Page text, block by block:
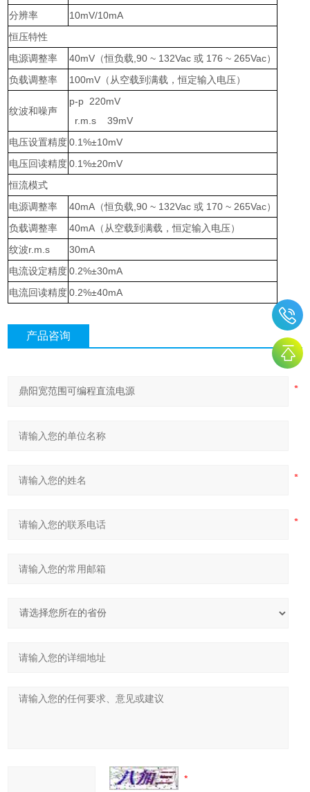
分辨率
10mV/10mA
恒压特性
电源调整率
40mV （恒负载 ,90 ~ 132Vac或 176 ~ 265Vac）
负载调整率
100mV （从空载到满载，恒定输入电压）
纹波和噪声
p-p 220mV
r.m.s 39mV
电压设置精度 0.1%±10mV
电压回读精度 0.1%±20mV
恒流模式
电源调整率
40mA （恒负载 ,90 ~ 132Vac或 170 ~ 265Vac）
负载调整率
40mA （从空载到满载，恒定输入电压）
纹波r.m.s
30mA
电流设定精度 0.2%±30mA
电流回读精度 0.2%±40mA
产品咨询